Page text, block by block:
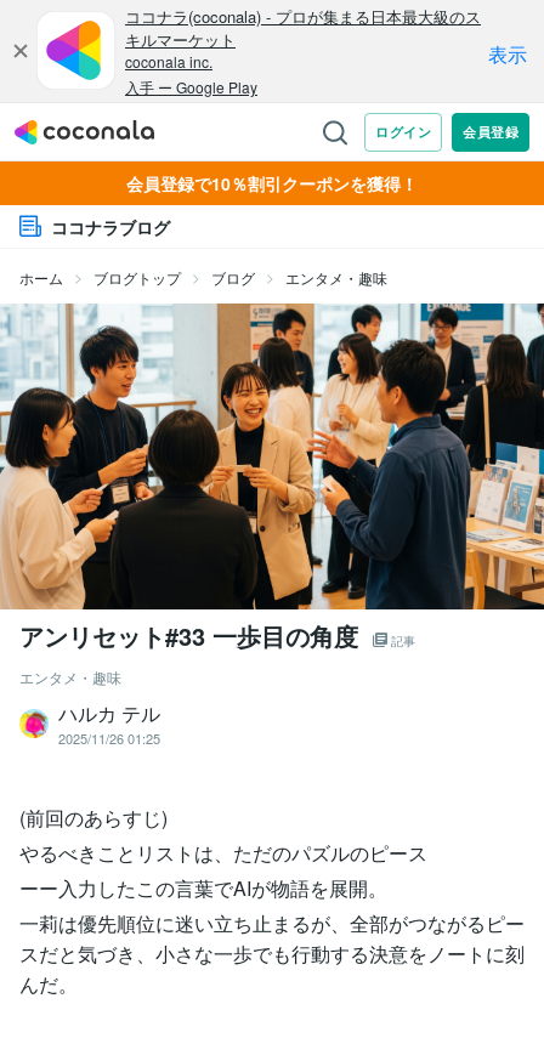
会員登録で10％割引クーポンを獲得！
ココナラブログ
ホーム ブログトップ ブログ エンタメ・趣味
アンリセット#33 一歩目の角度 記事
エンタメ・趣味
ハルカ テル
2025/11/26 01:25
(前回のあらすじ)
やるべきことリストは、ただのパズルのピース
ーー入力したこの言葉でAIが物語を展開。
一莉は優先順位に迷い立ち止まるが、全部がつながるピー
スだと気づき、小さな一歩でも行動する決意をノートに刻
んだ。